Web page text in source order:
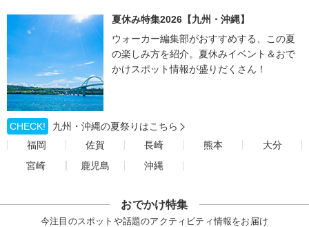
夏休み特集2026【九州・沖縄】
ウォーカー編集部がおすすめする、この夏
の楽しみ方を紹介。夏休みイベント＆おで
かけスポット情報が盛りだくさん！
CHECK!
九州・沖縄の夏祭りはこちら
福岡
佐賀 長崎 熊本
大分
宮崎
鹿児島 沖縄
おでかけ特集
今注目のスポットや話題のアクティビティ情報をお届け